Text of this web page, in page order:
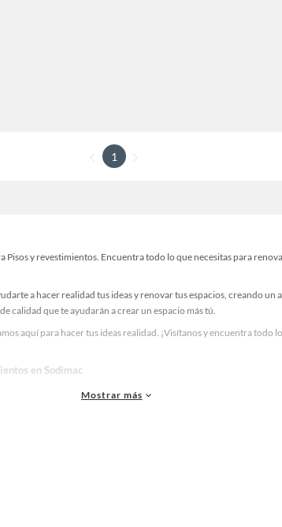
1
y revestimientos. Encuentra todo lo que necesitas para
a hacer realidad tus ideas y renovar tus espacios, creando
calidad que te ayudarán a crear un espacio más tú.
aquí para hacer tus ideas realidad. ¡Visítanos y encuentra todo
en Sodimac
y renovación de espacios. ¡Visítanos y descubre todo lo que
Mostrar más